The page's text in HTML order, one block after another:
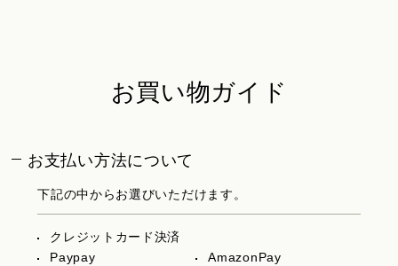
お買い物ガイド
お支払い方法について
下記の中からお選びいただけます。
クレジットカード決済
Paypay
AmazonPay